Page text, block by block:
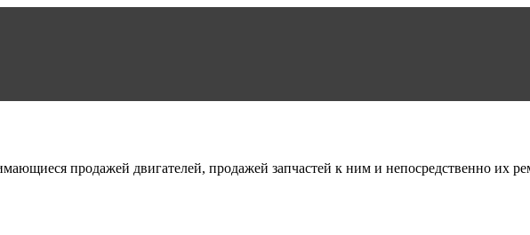
продажей двигателей, продажей запчастей к ним и непосредственно их